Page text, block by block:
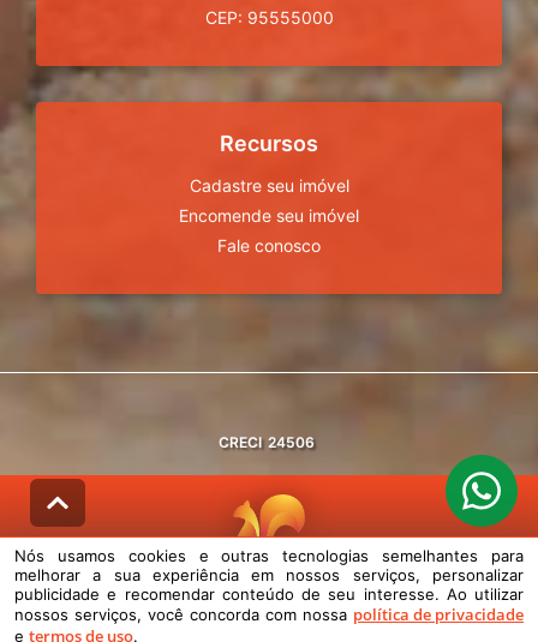
CEP: 95555000
Recursos
Cadastre seu imóvel
Encomende seu imóvel
Fale conosco
CRECI 24506
© DESENVOLVIDO PELAAGIL.NET
Nós usamos cookies e outras tecnologias semelhantes para melhorar a
sua experiência em nossos serviços, personalizar publicidade e
Nós usamos cookies e outras tecnologias semelhantes para
melhorar a sua experiência em nossos serviços, personalizar
publicidade e recomendar conteúdo de seu interesse. Ao utilizar
nossos serviços, você concorda com nossa política de privacidade
e termos de uso.